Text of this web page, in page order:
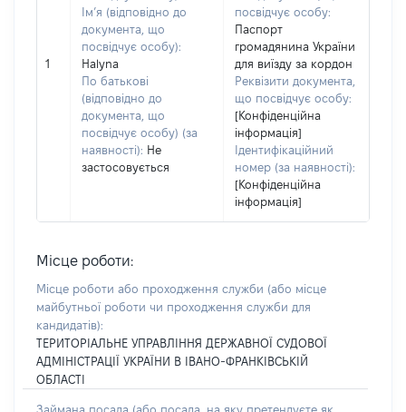
1
Ім’я (відповідно до
документа, що
посвідчує особу):
Halyna
По батькові
(відповідно до
документа, що
посвідчує особу) (за
наявності): Не
застосовується
посвідчує особу:
Паспорт
громадянина України
для виїзду за кордон
Реквізити документа,
що посвідчує особу:
[Конфіденційна
інформація]
Ідентифікаційний
номер (за наявності):
[Конфіденційна
інформація]
Місце роботи:
Місце роботи або проходження служби (або місце
майбутньої роботи чи проходження служби для
кандидатів):
ТЕРИТОРІАЛЬНЕ УПРАВЛІННЯ ДЕРЖАВНОЇ СУДОВОЇ
АДМІНІСТРАЦІЇ УКРАЇНИ В ІВАНО-ФРАНКІВСЬКІЙ
ОБЛАСТІ
Займана посада (або посада, на яку претендуєте як